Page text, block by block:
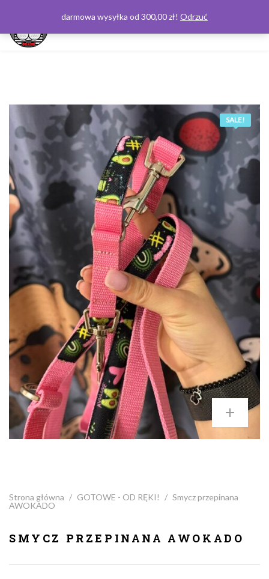
SALE!
Strona główna / GOTOWE - OD RĘKI! / Smycz przepinana
AWOKADO
SMYCZ PRZEPINANA AWOKADO
darmowa wysyłka od 300,00 zł! Odrzuć